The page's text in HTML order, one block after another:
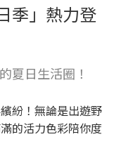
季」熱力登
夏日生活圈！
紛！無論是出遊野
的活力色彩陪你度